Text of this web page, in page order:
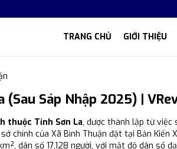
TRANG CHỦ GIỚI THIỆU
(Sau Sáp Nhập 2025) |
thuộc Tỉnh Sơn La, được thành lập từ việc
chính của Xã Bình Thuận đặt tại Bản Kiến
dân số 17,128 người, với mật độ dân số